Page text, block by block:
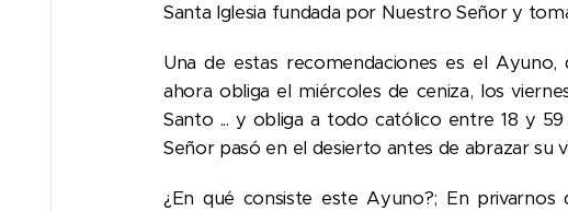
Santa Iglesia fundada por Nuestro Señor y
Una de estas recomendaciones es el
ahora obliga el miércoles de ceniza, los
Santo ... y obliga a todo católico entre 18 y
Señor pasó en el desierto antes de abrazar su
¿En qué consiste este Ayuno?; En